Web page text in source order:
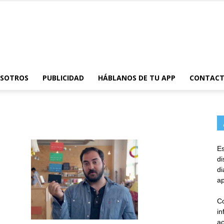
PUBLICIDAD HÁBLANOS DE TU APP